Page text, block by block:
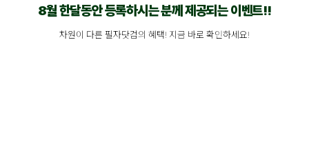
8월 한달동안 등록하시는 분께 제공되는 이벤트!!
차원이 다른 필자닷컴의 혜택! 지금 바로 확인하세요!